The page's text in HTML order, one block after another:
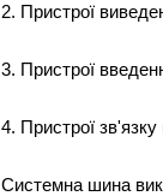
2. Пристрої
3. Пристрої
4. Пристрої
Системна шина